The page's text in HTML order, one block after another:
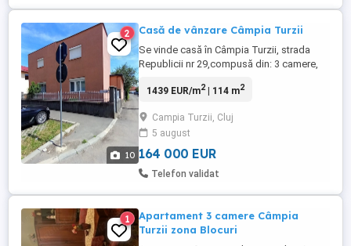
10
2 Casă de vânzare Câmpia Turzii
Se vinde casă în Câmpia Turzii, strada
Republicii nr 29,compusă din: 3 camere,
bucătărie spațioasă, baie ,hol,cămară cu
teren și casă 335 mp. Exista în curte
fântână, și grădină de zarzavaturi, pomi
fructiferi.Casa ...
1439 EUR/m2| 114 m2
Campia Turzii, Cluj
5 august
164 000 EUR
Telefon validat
1
Apartament 3 camere Câmpia
Turzii zona Blocuri